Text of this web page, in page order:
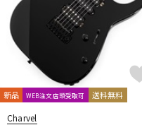
中古
新品 WEB注文店頭受取可 送料無料
Charvel